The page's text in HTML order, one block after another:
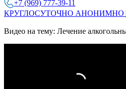
+7 (969) 777-39-11
КРУГЛОСУТОЧНО АНОНИМНО
Видео на тему: Лечение